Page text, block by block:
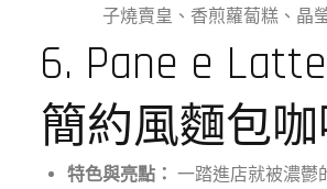
子燒賣皇、香煎蘿蔔糕、晶
6. Pane e
簡約風麵包咖
特色與亮點： 一踏進店就被濃鬱